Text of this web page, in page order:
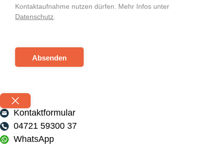
Kontaktaufnahme nutzen dürfen. Mehr Infos unter
Datenschutz.
Absenden
Kontaktformular
04721 59300 37
WhatsApp